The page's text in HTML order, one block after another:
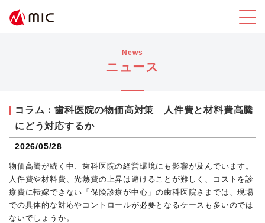
News
ニュース
コラム：歯科医院の物価高対策 人件費と材料費高騰
にどう対応するか
2026/05/28
物価高騰が続く中、歯科医院の経営環境にも影響が及んでいます。
人件費や材料費、光熱費の上昇は避けることが難しく、コストを診
療費に転嫁できない「保険診療が中心」の歯科医院さまでは、現場
での具体的な対応やコントロールが必要となるケースも多いのでは
ないでしょうか。